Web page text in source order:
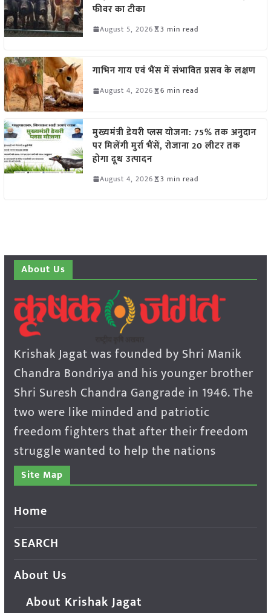
फीवर का टीका
August 5, 2026 3 min read
गाभिन गाय एवं भैंस में संभावित प्रसव के लक्षण
August 4, 2026 6 min read
मुख्यमंत्री डेयरी प्लस योजना: 75% तक अनुदान
पर मिलेंगी मुर्रा भैंसें, रोजाना 20 लीटर तक
होगा दूध उत्पादन
August 4, 2026 3 min read
About Us
Krishak Jagat was founded by Shri Manik
Chandra Bondriya and his younger brother
Shri Suresh Chandra Gangrade in 1946. The
two were like minded and patriotic
freedom fighters that after their freedom
struggle wanted to help the nations
Site Map
Home
SEARCH
About Us
About Krishak Jagat